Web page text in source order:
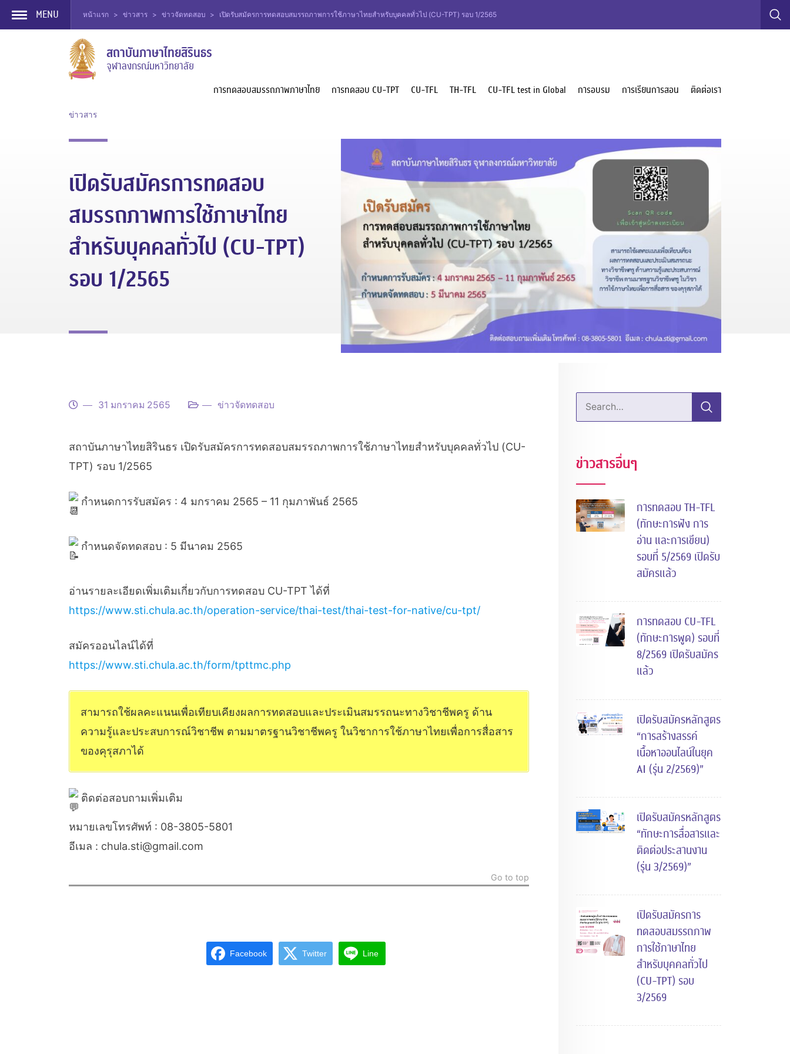
MENU หน้าแรก > ข่าวสาร > ข่าวจัดทดสอบ > เปิดรับสมัครการทดสอบสมรรถภาพการใช้ภาษาไทยสำหรับบุคคลทั่วไป (CU-TPT) รอบ 1/2565
สถาบันภาษาไทยสิรินธร
จุฬาลงกรณ์มหาวิทยาลัย
การทดสอบสมรรถภาพภาษาไทย การทดสอบ CU-TPT CU-TFL TH-TFL CU-TFL test in Global การอบรม การเรียนการสอน ติดต่อเรา
ข่าวสาร
เปิดรับสมัครการทดสอบ
สมรรถภาพการใช้ภาษาไทย
สำหรับบุคคลทั่วไป (CU-TPT)
รอบ 1/2565
31 มกราคม 2565 ข่าวจัดทดสอบ
สถาบันภาษาไทยสิรินธร เปิดรับสมัครการทดสอบสมรรถภาพการใช้ภาษาไทยสำหรับบุคคลทั่วไป (CU-
TPT) รอบ 1/2565
กำหนดการรับสมัคร : 4 มกราคม 2565 – 11 กุมภาพันธ์ 2565
กำหนดจัดทดสอบ : 5 มีนาคม 2565
อ่านรายละเอียดเพิ่มเติมเกี่ยวกับการทดสอบ CU-TPT ได้ที่
https://www.sti.chula.ac.th/operation-service/thai-test/thai-test-for-native/cu-tpt/
สมัครออนไลน์ได้ที่
https://www.sti.chula.ac.th/form/tpttmc.php
สามารถใช้ผลคะแนนเพื่อเทียบเคียงผลการทดสอบและประเมินสมรรถนะทางวิชาชีพครู ด้าน
ความรู้และประสบการณ์วิชาชีพ ตามมาตรฐานวิชาชีพครู ในวิชาการใช้ภาษาไทยเพื่อการสื่อสาร
ของคุรุสภาได้
ติดต่อสอบถามเพิ่มเติม
หมายเลขโทรศัพท์ : 08-3805-5801
อีเมล : chula.sti@gmail.com
Go to top
Facebook Twitter Line
Search…
ข่าวสารอื่นๆ
การทดสอบ TH-TFL
(ทักษะการฟัง การ
อ่าน และการเขียน)
รอบที่ 5/2569 เปิดรับ
สมัครแล้ว
การทดสอบ CU-TFL
(ทักษะการพูด) รอบที่
8/2569 เปิดรับสมัคร
แล้ว
เปิดรับสมัครหลักสูตร
“การสร้างสรรค์
เนื้อหาออนไลน์ในยุค
AI (รุ่น 2/2569)”
เปิดรับสมัครหลักสูตร
“ทักษะการสื่อสารและ
ติดต่อประสานงาน
(รุ่น 3/2569)”
เปิดรับสมัครการ
ทดสอบสมรรถภาพ
การใช้ภาษาไทย
สำหรับบุคคลทั่วไป
(CU-TPT) รอบ
3/2569